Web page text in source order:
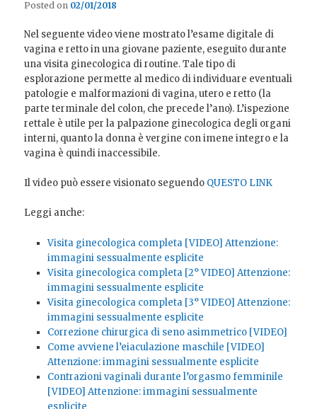
Posted on 02/01/2018
Nel seguente video viene mostrato l’esame digitale di
vagina e retto in una giovane paziente, eseguito durante
una visita ginecologica di routine. Tale tipo di
esplorazione permette al medico di individuare eventuali
patologie e malformazioni di vagina, utero e retto (la
parte terminale del colon, che precede l’ano). L’ispezione
rettale è utile per la palpazione ginecologica degli organi
interni, quanto la donna è vergine con imene integro e la
vagina è quindi inaccessibile.
Il video può essere visionato seguendo QUESTO LINK
Leggi anche:
Visita ginecologica completa [VIDEO] Attenzione:
immagini sessualmente esplicite
Visita ginecologica completa [2° VIDEO] Attenzione:
immagini sessualmente esplicite
Visita ginecologica completa [3° VIDEO] Attenzione:
immagini sessualmente esplicite
Correzione chirurgica di seno asimmetrico [VIDEO]
Come avviene l’eiaculazione maschile [VIDEO]
Attenzione: immagini sessualmente esplicite
Contrazioni vaginali durante l’orgasmo femminile
[VIDEO] Attenzione: immagini sessualmente
esplicite